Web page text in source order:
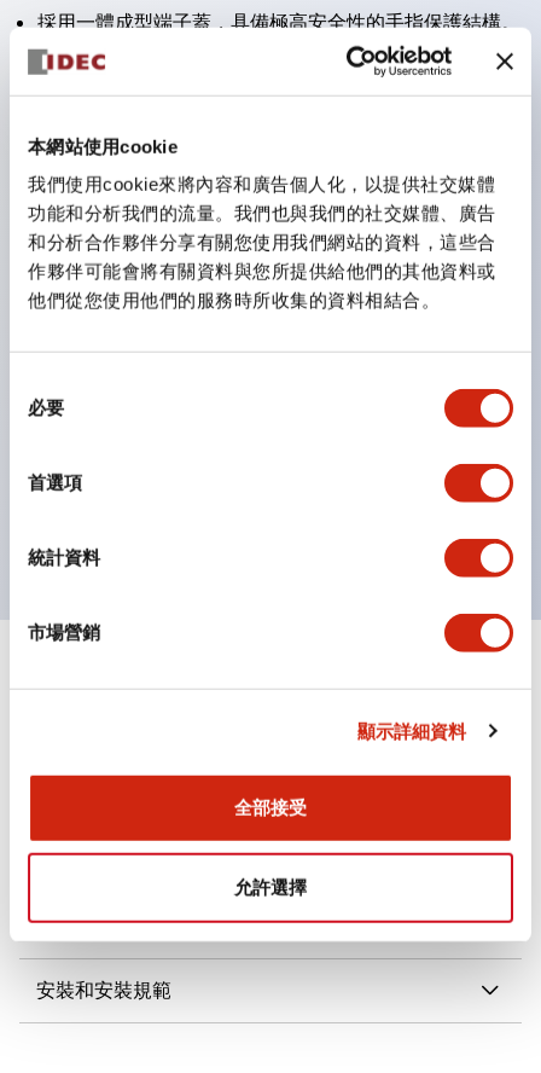
本網站使用cookie
我們使用cookie來將內容和廣告個人化，以提供社交媒體
功能和分析我們的流量。我們也與我們的社交媒體、廣告
和分析合作夥伴分享有關您使用我們網站的資料，這些合
作夥伴可能會將有關資料與您所提供給他們的其他資料或
他們從您使用他們的服務時所收集的資料相結合。
必要
首選項
統計資料
市場營銷
顯示詳細資料
全部接受
允許選擇
採用一體成型端子蓋，具備極高安全性的手指保護結構。
接點部採用自清潔滾動接觸方式，維持穩定導通性能。
防護結構可防止水或油從面板前方滲入：IP65（僅雙按
鈕開關為 IP40）。
三種功能集結於一顆開關。
完整支援全球各地需求的多種電壓規格。
一顆 LED 燈泡即可呈現六種顏色（LSRD 燈泡）。以往
需分色管理的 LED 燈泡，如今可用單一顆燈泡呈現多種
顏色。
可清楚辨識正方平頭形指示燈的亮燈/熄燈狀態，以及點
符合 ISO 3864-4 安全色規範：在危險或緊急狀況下，
+
電氣規範（額定照明部分）
環境規範
機械規格
安裝和安裝規範